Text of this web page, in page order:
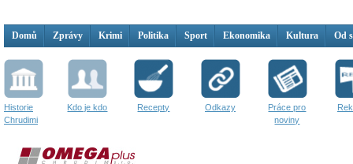
Domů Zprávy Krimi Politika Sport Ekonomika Kultura Od
Historie
Chrudimi
Kdo je kdo Recepty Odkazy
Práce pro
noviny